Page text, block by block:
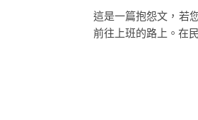
這是一篇抱怨文，若
前往上班的路上。在